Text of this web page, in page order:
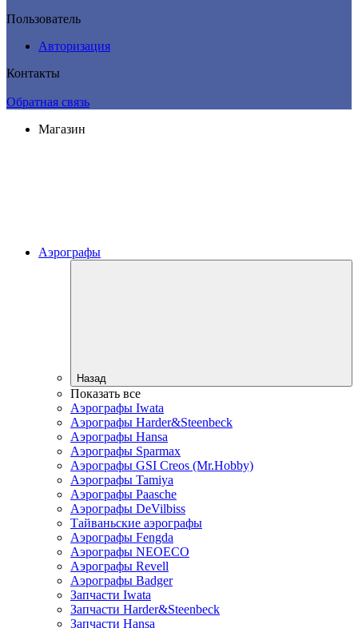
Пользователь
Авторизация
Контакты
Обратная связь
Магазин
Аэрографы
Назад
Показать все
Аэрографы Iwata
Аэрографы Harder&Steenbeck
Аэрографы Hansa
Аэрографы Sparmax
Аэрографы GSI Creos (Mr.Hobby)
Аэрографы Tamiya
Аэрографы Paasche
Аэрографы DeVilbiss
Тайваньские аэрографы
Аэрографы Fengda
Аэрографы NEOECO
Аэрографы Revell
Аэрографы Badger
Запчасти Iwata
Запчасти Harder&Steenbeck
Запчасти Hansa